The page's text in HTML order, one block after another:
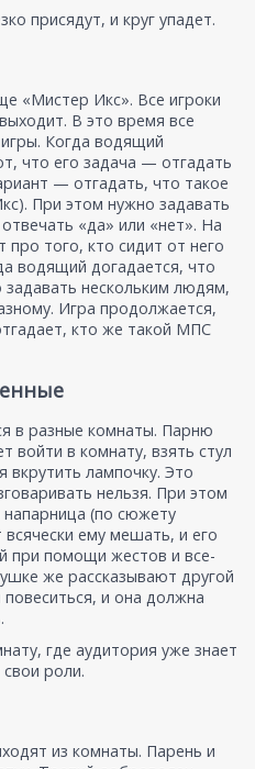
присядут, и круг упадет.
«Мистер Икс». Все игроки
В это время все
Когда водящий
что его задача — отгадать
— отгадать, что такое
При этом нужно задавать
«да» или «нет». На
того, кто сидит от него
водящий догадается, что
нескольким людям,
Игра продолжается,
кто же такой МПС
в разные комнаты. Парню
войти в комнату, взять стул
вкрутить лампочку. Это
нельзя. При этом
(по сюжету
ему мешать, и его
при помощи жестов и все-
же рассказывают другой
и она должна
где аудитория уже знает
роли.
из комнаты. Парень и